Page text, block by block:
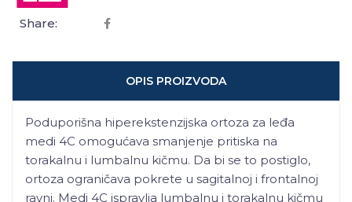
Share:
OPIS PROIZVODA
Poduporišna hiperekstenzijska ortoza za leđa
medi 4C omogućava smanjenje pritiska na
torakalnu i lumbalnu kičmu. Da bi se to postiglo,
ortoza ograničava pokrete u sagitalnoj i frontalnoj
ravni. Medi 4C ispravlja lumbalnu i torakalnu kičmu